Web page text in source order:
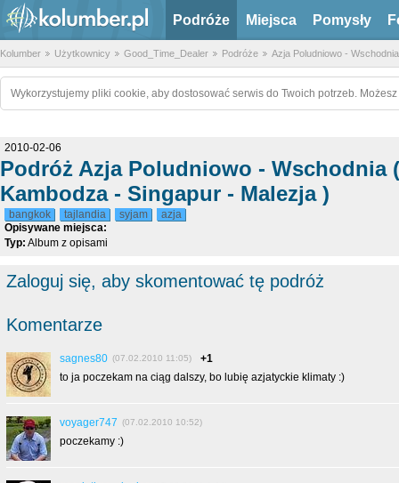
Podróże Miejsca Pomysły
Kolumber Użytkownicy Good_Time_Dealer Podróże Azja Poludniowo -
Wykorzystujemy pliki cookie, aby dostosować serwis do Twoich potrzeb.
2010-02-06
Podróż Azja Poludniowo - Wschodnia
Kambodza - Singapur - Malezja )
bangkok tajlandia syjam
azja
Opisywane miejsca:
Typ: Album z opisami
Zaloguj się, aby skomentować tę podróż
Komentarze
sagnes80 (07.02.2010 11:05)
+1
to ja poczekam na ciąg dalszy, bo lubię azjatyckie klimaty :)
voyager747 (07.02.2010 10:52)
poczekamy :)